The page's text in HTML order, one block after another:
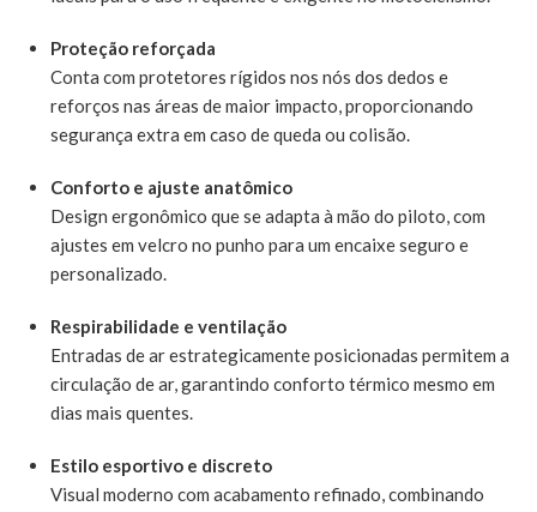
Proteção reforçada
Conta com protetores rígidos nos nós dos dedos e
reforços nas áreas de maior impacto, proporcionando
segurança extra em caso de queda ou colisão.
Conforto e ajuste anatômico
Design ergonômico que se adapta à mão do piloto, com
ajustes em velcro no punho para um encaixe seguro e
personalizado.
Respirabilidade e ventilação
Entradas de ar estrategicamente posicionadas permitem a
circulação de ar, garantindo conforto térmico mesmo em
dias mais quentes.
Estilo esportivo e discreto
Visual moderno com acabamento refinado, combinando